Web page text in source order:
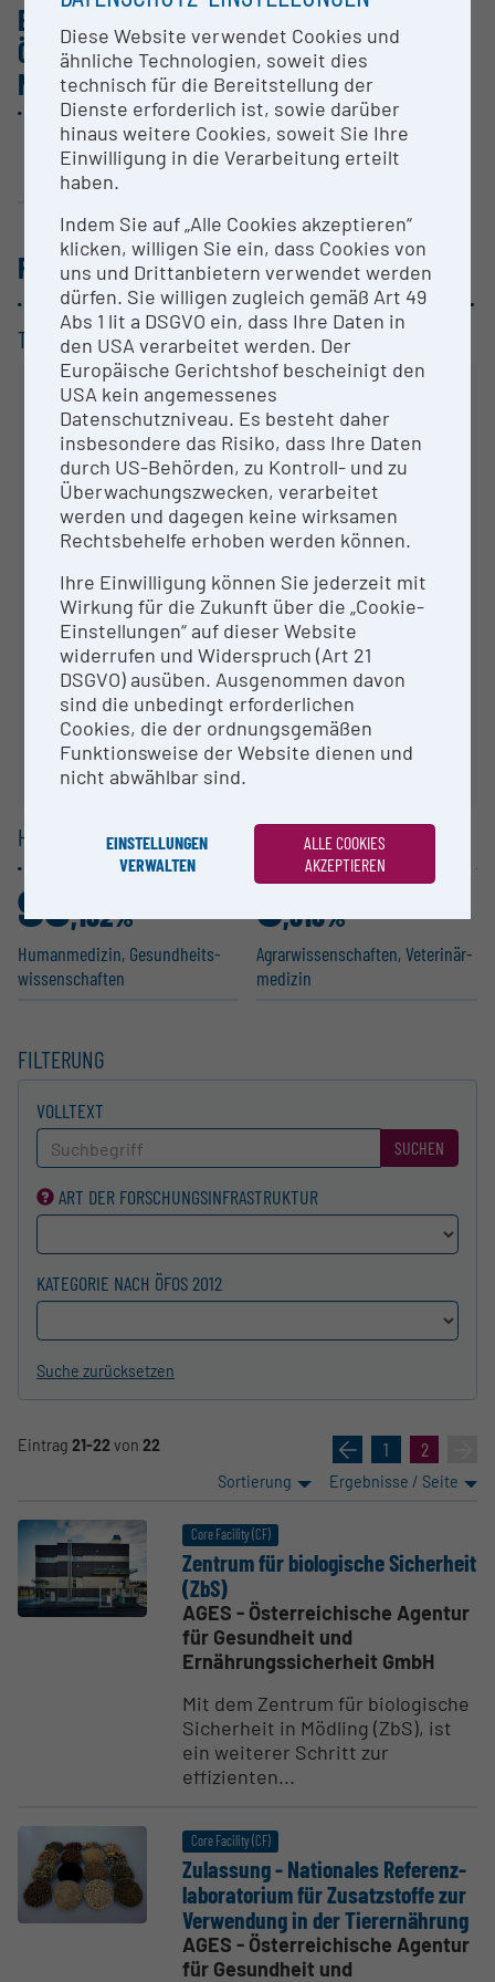
ESFRI-FORSCHUNGS­IN­FRA­STRUK­TUREN:
ÖSTER­REI­CHISCHE BETEI­LIGUNG UND
NUTZUNG
FORSCHUNGSFELDER/ ÖFOS-KATEGORIEN
TOP KATEGORIEN /3-STELLER
Ihre Datenschutz-Einstellungen verhindern
Datenschutz-Einstellungen bearbeiten
HAUPTGRUPPEN /1-STELLER
Human­me­dizin, Gesund­heits­
wis­sen­schaften
93,182%
Agrar­wis­sen­schaften, Veteri­när­
m­e­dizin
6,818%
FILTERUNG
VOLLTEXT
SUCHEN
ART DER FORSCHUNGS­INFRASTRUKTUR
KATEGORIE NACH ÖFOS 2012
Suche zurücksetzen
Eintrag 21-22von 22 « 1 2
Sortierung Ergebnisse / Seite
Core Facility (CF)
Zentrum für biolo­gische Sicherheit
(ZbS)
AGES - Österreichische Agentur
für Gesundheit und
Ernährungssicherheit GmbH
Mit dem Zentrum für biologische
Sicherheit in Mödling (ZbS), ist
ein weiterer Schritt zur
effizienten...
Core Facility (CF)
Zulassung - Natio­nales Referenz­
la­bo­ra­torium für Zusatz­stoffe zur
Verwendung in der Tierer­nährung
AGES - Österreichische Agentur
für Gesundheit und
Diese Website verwendet Cookies und
ähnliche Technologien, soweit dies
technisch für die Bereitstellung der
Dienste erforderlich ist, sowie darüber
hinaus weitere Cookies, soweit Sie Ihre
Einwilligung in die Verarbeitung erteilt
haben.
Indem Sie auf „Alle Cookies akzeptieren“
klicken, willigen Sie ein, dass Cookies von
uns und Drittanbietern verwendet werden
dürfen. Sie willigen zugleich gemäß Art 49
Abs 1 lit a DSGVO ein, dass Ihre Daten in
den USA verarbeitet werden. Der
Europäische Gerichtshof bescheinigt den
USA kein angemessenes
Datenschutzniveau. Es besteht daher
insbesondere das Risiko, dass Ihre Daten
durch US-Behörden, zu Kontroll- und zu
Überwachungszwecken, verarbeitet
werden und dagegen keine wirksamen
Rechtsbehelfe erhoben werden können.
Ihre Einwilligung können Sie jederzeit mit
Wirkung für die Zukunft über die „Cookie-
Einstellungen“ auf dieser Website
widerrufen und Widerspruch (Art 21
DSGVO) ausüben. Ausgenommen davon
sind die unbedingt erforderlichen
Cookies, die der ordnungsgemäßen
Funktionsweise der Website dienen und
nicht abwählbar sind.
EINSTELLUNGEN
VERWALTEN
ALLE COOKIES
AKZEPTIEREN